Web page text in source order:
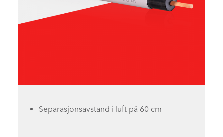
Separasjonsavstand i luft på 60 cm